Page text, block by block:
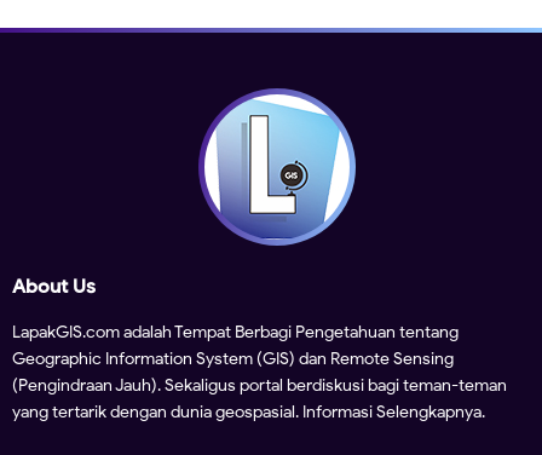
About Us
LapakGIS.com adalah Tempat Berbagi Pengetahuan tentang
Geographic Information System (GIS) dan Remote Sensing
(Pengindraan Jauh). Sekaligus portal berdiskusi bagi teman-teman
yang tertarik dengan dunia geospasial. Informasi Selengkapnya.